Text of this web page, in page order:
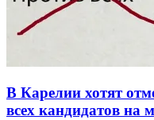
В Карелии хотят
всех кандидатов